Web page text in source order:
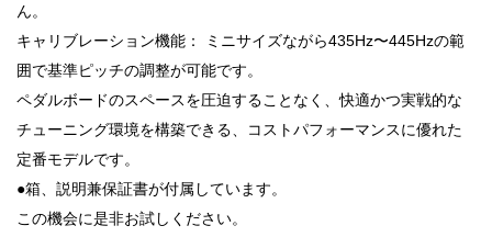
ん。
キャリブレーション機能： ミニサイズながら435Hz〜445Hzの範
囲で基準ピッチの調整が可能です。
ペダルボードのスペースを圧迫することなく、快適かつ実戦的な
チューニング環境を構築できる、コストパフォーマンスに優れた
定番モデルです。
●箱、説明兼保証書が付属しています。
この機会に是非お試しください。